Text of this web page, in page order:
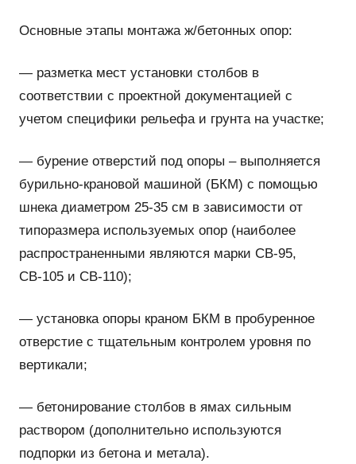
Основные этапы монтажа ж/бетонных опор:
— разметка мест установки столбов в
соответствии с проектной документацией с
учетом специфики рельефа и грунта на участке;
— бурение отверстий под опоры – выполняется
бурильно-крановой машиной (БКМ) с помощью
шнека диаметром 25-35 см в зависимости от
типоразмера используемых опор (наиболее
распространенными являются марки СВ-95,
СВ-105 и СВ-110);
— установка опоры краном БКМ в пробуренное
отверстие с тщательным контролем уровня по
вертикали;
— бетонирование столбов в ямах сильным
раствором (дополнительно используются
подпорки из бетона и метала).